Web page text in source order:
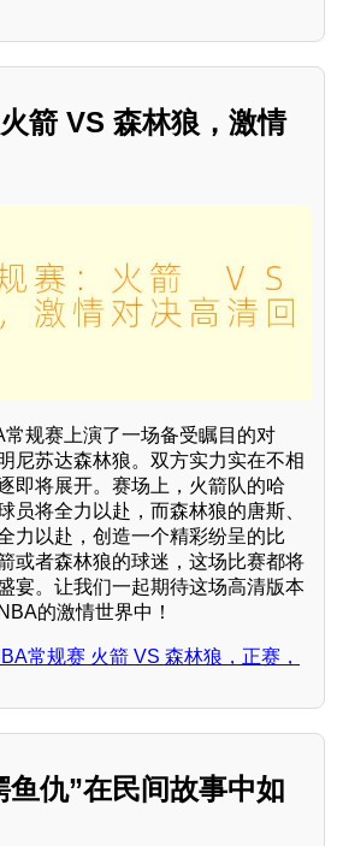
箭 VS 森林狼，激情
规赛上演了一场备受瞩目的对
尼苏达森林狼。双方实力实在不相
即将展开。赛场上，火箭队的哈
员将全力以赴，而森林狼的唐斯、
力以赴，创造一个精彩纷呈的比
或者森林狼的球迷，这场比赛都将
宴。让我们一起期待这场高清版本
的激情世界中！
常规赛 火箭 VS 森林狼，正赛，
鱼仇”在民间故事中如